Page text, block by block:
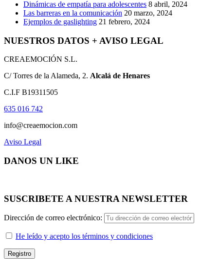
Dinámicas de empatía para adolescentes 8 abril, 2024
Las barreras en la comunicación 20 marzo, 2024
Ejemplos de gaslighting 21 febrero, 2024
NUESTROS DATOS + AVISO LEGAL
CREAEMOCIÓN S.L.
C/ Torres de la Alameda, 2. Alcalá de Henares
C.I.F B19311505
635 016 742
info@creaemocion.com
Aviso Legal
DANOS UN LIKE
SUSCRIBETE A NUESTRA NEWSLETTER
Dirección de correo electrónico:
He leído y acepto los términos y condiciones